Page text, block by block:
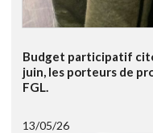
Budget participatif
juin, les porteurs de
FGL.
13/05/26